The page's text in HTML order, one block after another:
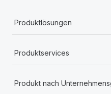
Produktlösungen
Produktservices
Produkt nach